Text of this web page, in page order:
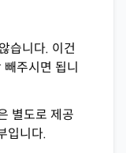
습니다. 이건
주시면 됩니
별도로 제공
입니다.